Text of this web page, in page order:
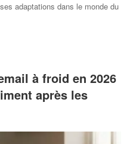
adaptations dans le monde du
à froid en 2026
après les